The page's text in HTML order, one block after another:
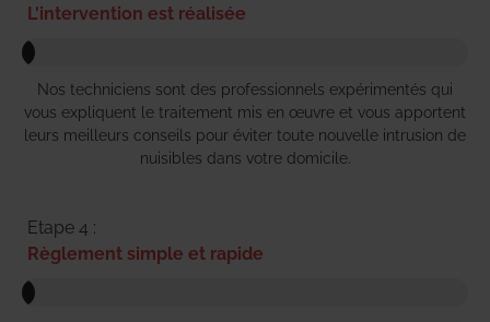
L'intervention est réalisée
Nos techniciens sont des professionnels expérimentés qui
vous expliquent le traitement mis en œuvre et vous apportent
leurs meilleurs conseils pour éviter toute nouvelle intrusion de
nuisibles dans votre domicile.
Etape 4 :
Règlement simple et rapide